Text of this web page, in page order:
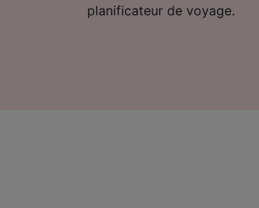
planificateur de voyage.